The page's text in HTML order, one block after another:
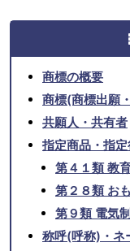
商標の概要
商標(商標出願
共願人・共有者
指定商品・指
第４１類 教
第２８類 お
第９類 電気
称呼(呼称)・ネ